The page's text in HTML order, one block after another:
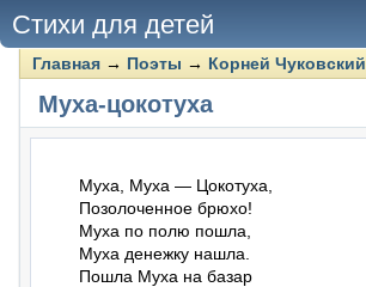
Стихи для детей
Главная → Поэты → Корней Чуковский
Муха-цокотуха
Муха, Муха — Цокотуха,
Позолоченное брюхо!
Муха по полю пошла,
Муха денежку нашла.
Пошла Муха на базар